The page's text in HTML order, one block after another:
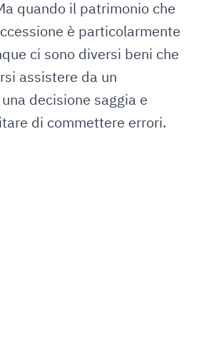
quando il patrimonio che
è particolarmente
ci sono diversi beni che
assistere da un
decisione saggia e
di commettere errori.